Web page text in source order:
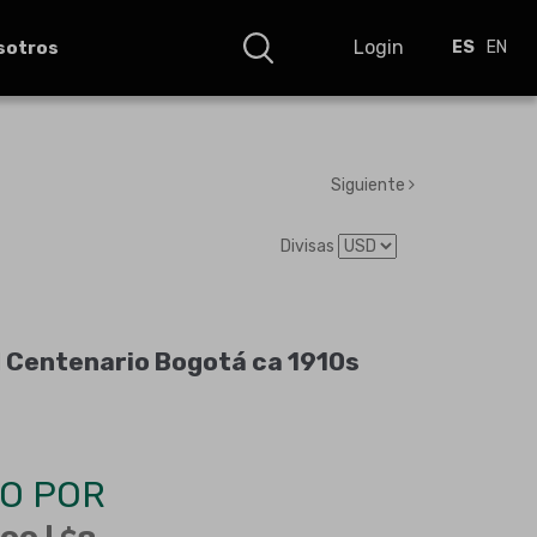
Login ES EN
Siguiente
Divisas
Centenario Bogotá ca 1910s
POR